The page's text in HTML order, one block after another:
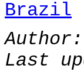
Brazil
Last